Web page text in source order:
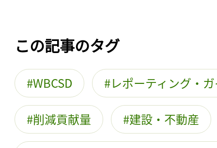
この記事のタグ
WBCSD レポーティング・
削減貢献量 建設・不動産